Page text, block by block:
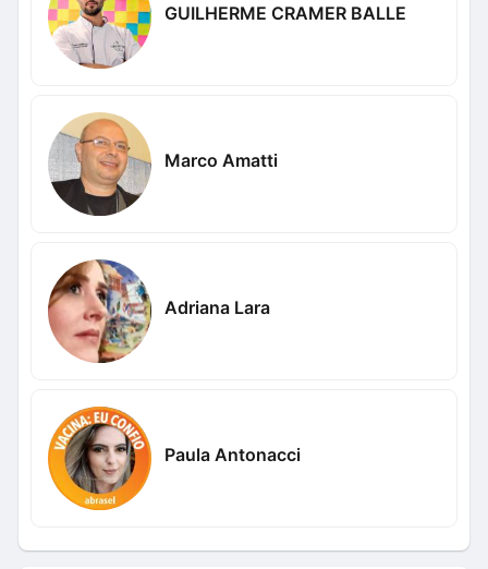
GUILHERME CRAMER BALLE
Marco Amatti
Adriana Lara
Paula Antonacci